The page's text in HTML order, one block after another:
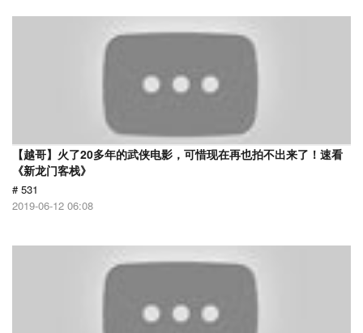
【越哥】火了20多年的武侠电影，可惜现在再也拍不出来了！速看
《新龙门客栈》
# 531
2019-06-12 06:08